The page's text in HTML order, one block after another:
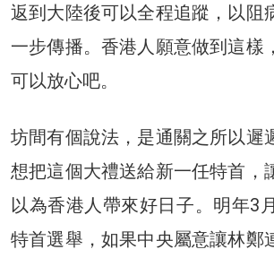
返到大陸後可以全程追蹤，以阻
一步傳播。香港人願意做到這樣
可以放心吧。
坊間有個說法，是通關之所以遲
想把這個大禮送給新一任特首，
以為香港人帶來好日子。明年3
特首選舉，如果中央屬意讓林鄭